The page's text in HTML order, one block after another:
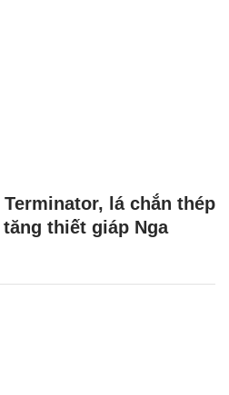
lá chắn thép
thiết giáp Nga